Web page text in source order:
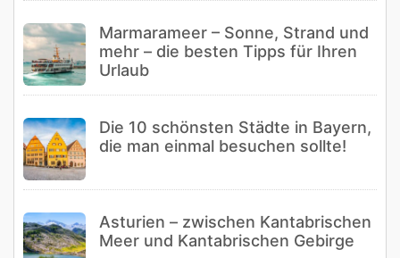
Marmarameer – Sonne, Strand und
mehr – die besten Tipps für Ihren
Urlaub
Die 10 schönsten Städte in Bayern,
die man einmal besuchen sollte!
Asturien – zwischen Kantabrischen
Meer und Kantabrischen Gebirge